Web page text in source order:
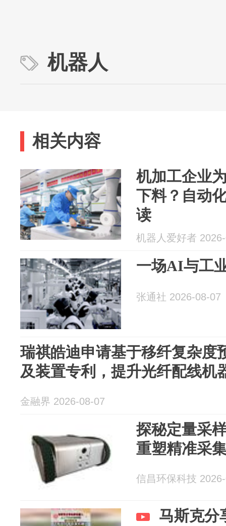
机器人
相关内容
机加工企业
下料？自动
读
机器人爱好者
一场AI与工
张通社 2026-08-07
瑞祺皓迪申请基于移纤复杂度
及装置专利，提升光纤配线机
金融界 2026-08-07
探秘定量采
重塑精准采
信昌环保科技
马斯克分